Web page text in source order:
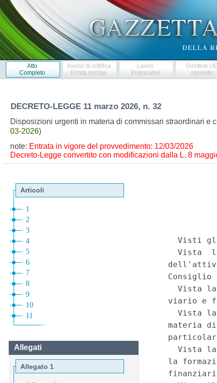
Atto
Completo
Avviso di rettifica
Errata corrige
Lavori
Preparatori
Direttive
recepite
DECRETO-LEGGE 11 marzo 2026, n. 32
Disposizioni urgenti in materia di commissari straordinari e
03-2026)
note: Entrata in vigore del provvedimento: 12/03/2026
Decreto-Legge convertito con modificazioni dalla L. 8